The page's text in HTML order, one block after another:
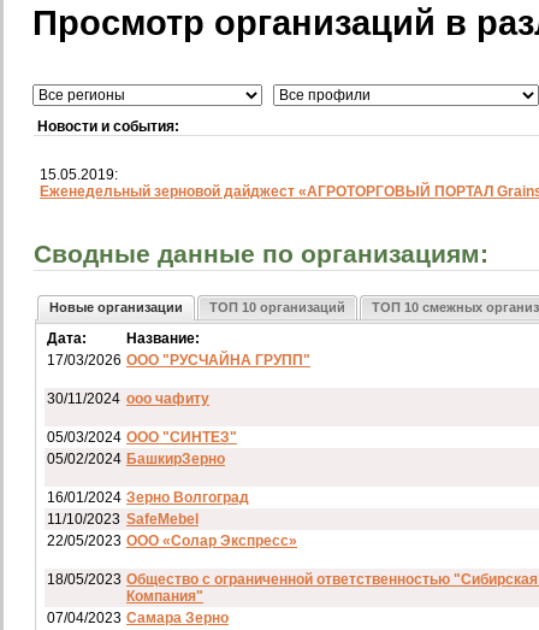
Просмотр организаций в
Новости и события:
15.05.2019:
Еженедельный зерновой дайджест «АГРОТОРГОВЫЙ ПОРТАЛ
Сводные данные по организациям:
Новые организации ТОП 10 организаций ТОП 10 смежных
Дата:
Название:
17/03/2026 ООО "РУСЧАЙНА ГРУПП"
30/11/2024 ооо чафиту
05/03/2024 ООО "СИНТЕЗ"
05/02/2024 БашкирЗерно
16/01/2024 Зерно Волгоград
11/10/2023 SafeMebel
22/05/2023 ООО «Солар Экспресс»
18/05/2023 Общество с ограниченной ответственностью
Компания"
07/04/2023 Самара Зерно